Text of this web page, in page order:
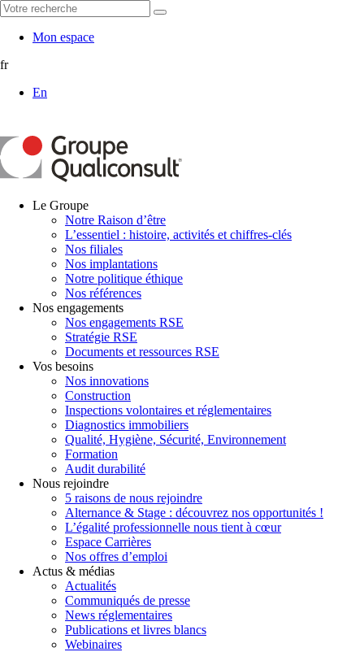
Mon espace
fr
En
Le Groupe
Notre Raison d’être
L’essentiel : histoire, activités et chiffres-clés
Nos filiales
Nos implantations
Notre politique éthique
Nos références
Nos engagements
Nos engagements RSE
Stratégie RSE
Documents et ressources RSE
Vos besoins
Nos innovations
Construction
Inspections volontaires et réglementaires
Diagnostics immobiliers
Qualité, Hygiène, Sécurité, Environnement
Formation
Audit durabilité
Nous rejoindre
5 raisons de nous rejoindre
Alternance & Stage : découvrez nos opportunités !
L’égalité professionnelle nous tient à cœur
Espace Carrières
Nos offres d’emploi
Actus & médias
Actualités
Communiqués de presse
News réglementaires
Publications et livres blancs
Webinaires